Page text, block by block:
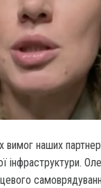
наших
інфраструктури.